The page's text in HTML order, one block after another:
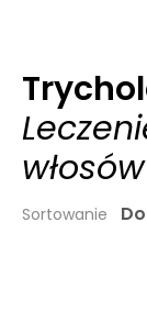
włosów
Sortowanie